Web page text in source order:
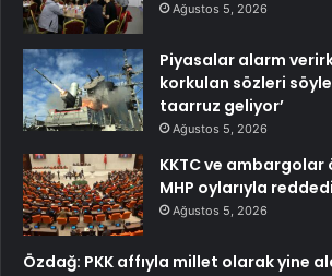
Ağustos 5, 2026
Piyasalar alarm
korkulan sözleri
taarruz geliyor’
Ağustos 5, 2026
KKTC ve ambargolar
MHP oylarıyla
Ağustos 5, 2026
Özdağ: PKK affıyla millet olarak yine